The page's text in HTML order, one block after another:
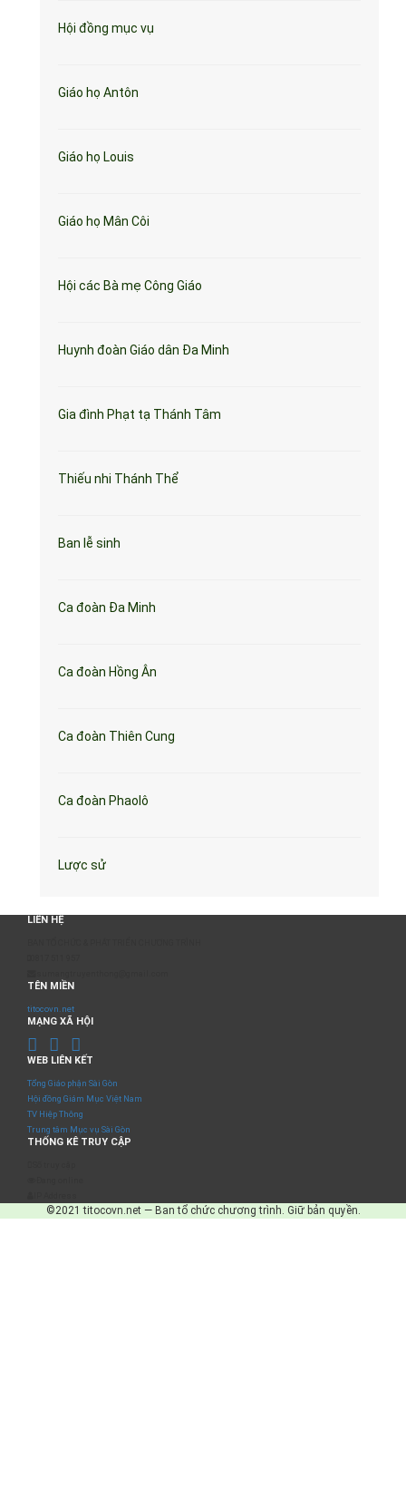
Hội đồng mục vụ
Giáo họ Antôn
Giáo họ Louis
Giáo họ Mân Côi
Hội các Bà mẹ Công Giáo
Huynh đoàn Giáo dân Đa Minh
Gia đình Phạt tạ Thánh Tâm
Thiếu nhi Thánh Thể
Ban lễ sinh
Ca đoàn Đa Minh
Ca đoàn Hồng Ân
Ca đoàn Thiên Cung
Ca đoàn Phaolô
Lược sử
LIÊN HỆ
TÊN MIỀN
titocovn.net
MẠNG XÃ HỘI
WEB LIÊN KẾT
Tổng Giáo phận Sài Gòn
Hội đồng Giám Mục Việt Nam
TV Hiệp Thông
Trung tâm Mục vụ Sài Gòn
THỐNG KÊ TRUY CẬP
©2021 titocovn.net — Ban tổ chức chương trình. Giữ bản quyền.